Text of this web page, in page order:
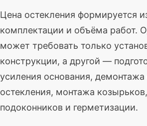
Цена остекления формируется
комплектации и объёма работ.
может требовать только
конструкции, а другой —
усиления основания, демонтажа
остекления, монтажа
подоконников и герметизации.